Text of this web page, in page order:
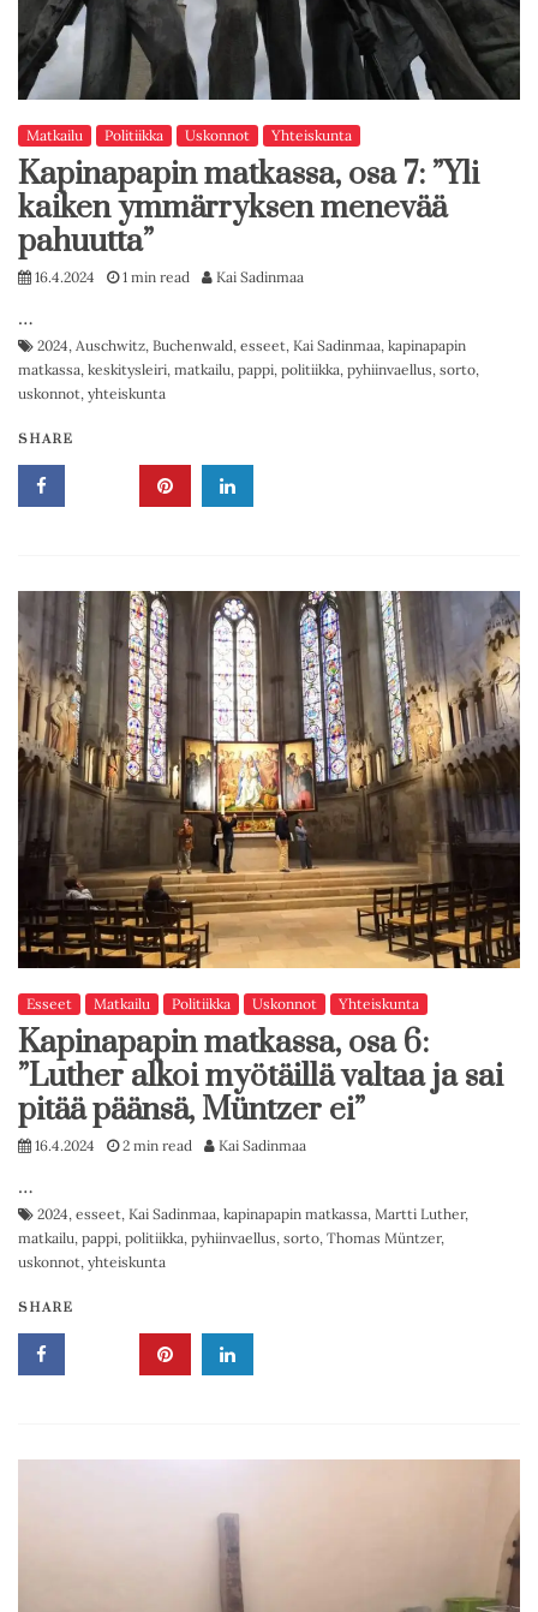
Matkailu Politiikka Uskonnot Yhteiskunta
Kapinapapin matkassa, osa 7: ”Yli
kaiken ymmärryksen menevää
pahuutta”
16.4.2024 1 min read Kai Sadinmaa
…
2024, Auschwitz, Buchenwald, esseet, Kai Sadinmaa, kapinapapin
matkassa, keskitysleiri, matkailu, pappi, politiikka, pyhiinvaellus, sorto,
uskonnot, yhteiskunta
SHARE
Esseet Matkailu Politiikka Uskonnot Yhteiskunta
Kapinapapin matkassa, osa 6:
”Luther alkoi myötäillä valtaa ja sai
pitää päänsä, Müntzer ei”
16.4.2024 2 min read Kai Sadinmaa
…
2024, esseet, Kai Sadinmaa, kapinapapin matkassa, Martti Luther,
matkailu, pappi, politiikka, pyhiinvaellus, sorto, Thomas Müntzer,
uskonnot, yhteiskunta
SHARE